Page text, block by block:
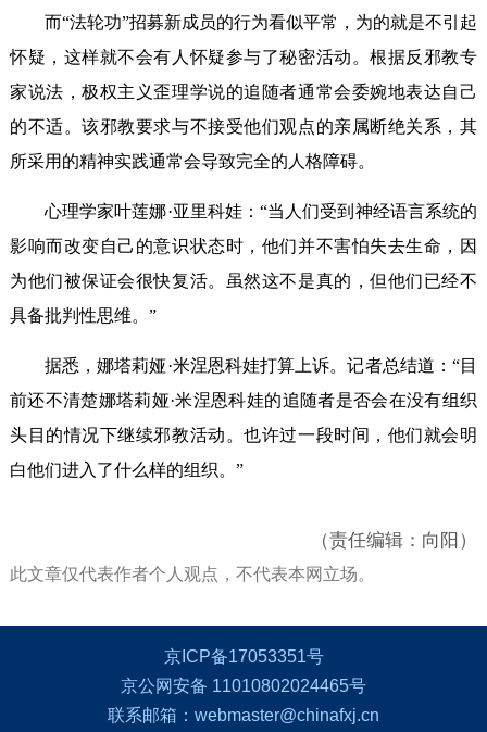
而“法轮功”招募新成员的行为看似平常，为的就是不引起
怀疑，这样就不会有人怀疑参与了秘密活动。根据反邪教专
家说法，极权主义歪理学说的追随者通常会委婉地表达自己
的不适。该邪教要求与不接受他们观点的亲属断绝关系，其
所采用的精神实践通常会导致完全的人格障碍。
心理学家叶莲娜·亚里科娃：“当人们受到神经语言系统的
影响而改变自己的意识状态时，他们并不害怕失去生命，因
为他们被保证会很快复活。虽然这不是真的，但他们已经不
具备批判性思维。”
据悉，娜塔莉娅·米涅恩科娃打算上诉。记者总结道：“目
前还不清楚娜塔莉娅·米涅恩科娃的追随者是否会在没有组织
头目的情况下继续邪教活动。也许过一段时间，他们就会明
白他们进入了什么样的组织。”
（责任编辑：向阳）
此文章仅代表作者个人观点，不代表本网立场。
京ICP备17053351号
京公网安备 11010802024465号
联系邮箱：webmaster@chinafxj.cn